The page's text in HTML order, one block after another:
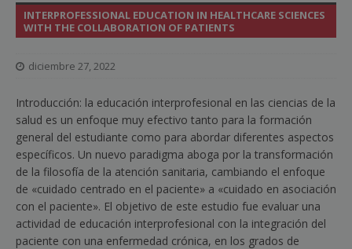
INTERPROFESSIONAL EDUCATION IN HEALTHCARE SCIENCES
WITH THE COLLABORATION OF PATIENTS
diciembre 27, 2022
Introducción: la educación interprofesional en las ciencias de la
salud es un enfoque muy efectivo tanto para la formación
general del estudiante como para abordar diferentes aspectos
específicos. Un nuevo paradigma aboga por la transformación
de la filosofía de la atención sanitaria, cambiando el enfoque
de «cuidado centrado en el paciente» a «cuidado en asociación
con el paciente». El objetivo de este estudio fue evaluar una
actividad de educación interprofesional con la integración del
paciente con una enfermedad crónica, en los grados de